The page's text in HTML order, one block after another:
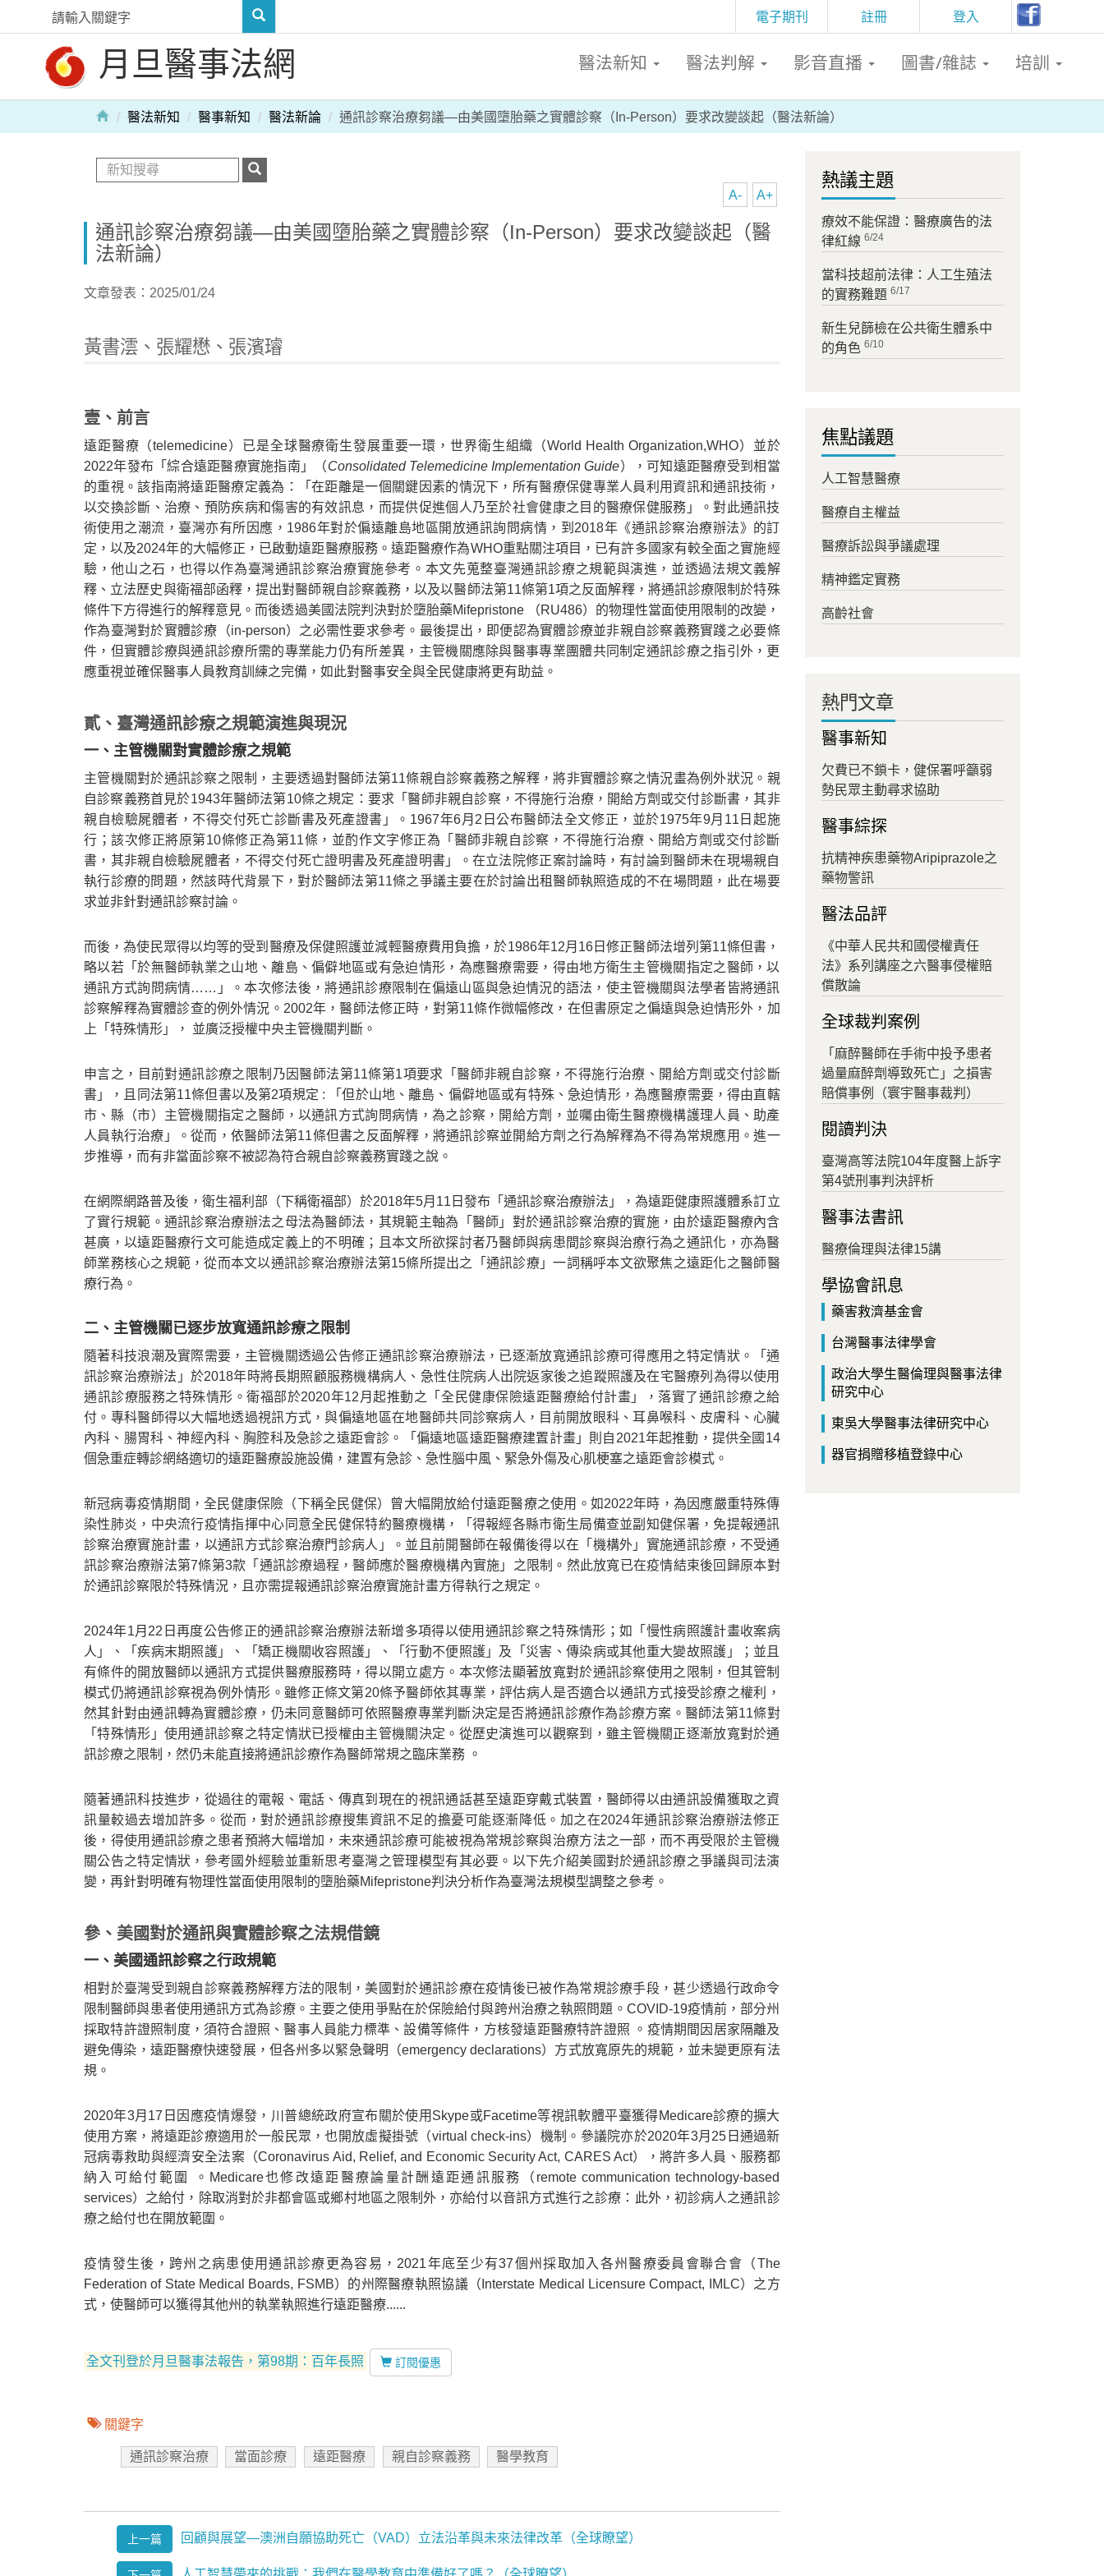
註冊 登入
電子期刊
月旦醫事法網 醫法新知 醫法判解 影音直播 圖書/雜誌 培訓
Home
醫法新知 醫事新知 醫法新論 通訊診察治療芻議—由美國墮胎藥之實體診察（In-Person）要求改變談起（醫法新論）
A+
A-
通訊診察治療芻議—由美國墮胎藥之實體診察（In-Person）要求改變談起（醫
法新論）
文章發表：2025/01/24
黃書澐、張耀懋、張濱璿
壹、前言
遠距醫療（telemedicine）已是全球醫療衛生發展重要一環，世界衛生組織（World Health Organization,WHO）並於
2022年發布「綜合遠距醫療實施指南」（Consolidated Telemedicine Implementation Guide），可知遠距醫療受到相當
的重視。該指南將遠距醫療定義為：「在距離是一個關鍵因素的情況下，所有醫療保健專業人員利用資訊和通訊技術，
以交換診斷、治療、預防疾病和傷害的有效訊息，而提供促進個人乃至於社會健康之目的醫療保健服務」。對此通訊技
術使用之潮流，臺灣亦有所因應，1986年對於偏遠離島地區開放通訊詢問病情，到2018年《通訊診察治療辦法》的訂
定，以及2024年的大幅修正，已啟動遠距醫療服務。遠距醫療作為WHO重點關注項目，已有許多國家有較全面之實施經
驗，他山之石，也得以作為臺灣通訊診察治療實施參考。本文先蒐整臺灣通訊診療之規範與演進，並透過法規文義解
釋、立法歷史與衛福部函釋，提出對醫師親自診察義務，以及以醫師法第11條第1項之反面解釋，將通訊診療限制於特殊
條件下方得進行的解釋意見。而後透過美國法院判決對於墮胎藥Mifepristone （RU486）的物理性當面使用限制的改變，
作為臺灣對於實體診療（in-person）之必需性要求參考。最後提出，即便認為實體診療並非親自診察義務實踐之必要條
件，但實體診療與通訊診療所需的專業能力仍有所差異，主管機關應除與醫事專業團體共同制定通訊診療之指引外，更
應重視並確保醫事人員教育訓練之完備，如此對醫事安全與全民健康將更有助益。
貳、臺灣通訊診療之規範演進與現況
一、主管機關對實體診療之規範
主管機關對於通訊診察之限制，主要透過對醫師法第11條親自診察義務之解釋，將非實體診察之情況畫為例外狀況。親
自診察義務首見於1943年醫師法第10條之規定：要求「醫師非親自診察，不得施行治療，開給方劑或交付診斷書，其非
親自檢驗屍體者，不得交付死亡診斷書及死產證書」。1967年6月2日公布醫師法全文修正，並於1975年9月11日起施
行；該次修正將原第10條修正為第11條，並酌作文字修正為「醫師非親自診察，不得施行治療、開給方劑或交付診斷
書，其非親自檢驗屍體者，不得交付死亡證明書及死產證明書」。在立法院修正案討論時，有討論到醫師未在現場親自
執行診療的問題，然該時代背景下，對於醫師法第11條之爭議主要在於討論出租醫師執照造成的不在場問題，此在場要
求並非針對通訊診察討論。
而後，為使民眾得以均等的受到醫療及保健照護並減輕醫療費用負擔，於1986年12月16日修正醫師法增列第11條但書，
略以若「於無醫師執業之山地、離島、偏僻地區或有急迫情形，為應醫療需要，得由地方衛生主管機關指定之醫師，以
通訊方式詢問病情……」。本次修法後，將通訊診療限制在偏遠山區與急迫情況的語法，使主管機關與法學者皆將通訊
診察解釋為實體診查的例外情況。2002年，醫師法修正時，對第11條作微幅修改，在但書原定之偏遠與急迫情形外，加
上「特殊情形」， 並廣泛授權中央主管機關判斷。
申言之，目前對通訊診療之限制乃因醫師法第11條第1項要求「醫師非親自診察，不得施行治療、開給方劑或交付診斷
書」，且同法第11條但書以及第2項規定 : 「但於山地、離島、偏僻地區或有特殊、急迫情形，為應醫療需要，得由直轄
市、縣（市）主管機關指定之醫師，以通訊方式詢問病情，為之診察，開給方劑，並囑由衛生醫療機構護理人員、助產
人員執行治療」。從而，依醫師法第11條但書之反面解釋，將通訊診察並開給方劑之行為解釋為不得為常規應用。進一
步推導，而有非當面診察不被認為符合親自診察義務實踐之說。
在網際網路普及後，衛生福利部（下稱衛福部）於2018年5月11日發布「通訊診察治療辦法」，為遠距健康照護體系訂立
了實行規範。通訊診察治療辦法之母法為醫師法，其規範主軸為「醫師」對於通訊診察治療的實施，由於遠距醫療內含
甚廣，以遠距醫療行文可能造成定義上的不明確；且本文所欲探討者乃醫師與病患間診察與治療行為之通訊化，亦為醫
師業務核心之規範，從而本文以通訊診察治療辦法第15條所提出之「通訊診療」一詞稱呼本文欲聚焦之遠距化之醫師醫
療行為。
二、主管機關已逐步放寬通訊診療之限制
隨著科技浪潮及實際需要，主管機關透過公告修正通訊診察治療辦法，已逐漸放寬通訊診療可得應用之特定情狀。「通
訊診察治療辦法」於2018年時將長期照顧服務機構病人、急性住院病人出院返家後之追蹤照護及在宅醫療列為得以使用
通訊診療服務之特殊情形。衛福部於2020年12月起推動之「全民健康保險遠距醫療給付計畫」，落實了通訊診療之給
付。專科醫師得以大幅地透過視訊方式，與偏遠地區在地醫師共同診察病人，目前開放眼科、耳鼻喉科、皮膚科、心臟
內科、腸胃科、神經內科、胸腔科及急診之遠距會診。「偏遠地區遠距醫療建置計畫」則自2021年起推動，提供全國14
個急重症轉診網絡適切的遠距醫療設施設備，建置有急診、急性腦中風、緊急外傷及心肌梗塞之遠距會診模式。
新冠病毒疫情期間，全民健康保險（下稱全民健保）曾大幅開放給付遠距醫療之使用。如2022年時，為因應嚴重特殊傳
染性肺炎，中央流行疫情指揮中心同意全民健保特約醫療機構，「得報經各縣市衛生局備查並副知健保署，免提報通訊
診察治療實施計畫，以通訊方式診察治療門診病人」。並且前開醫師在報備後得以在「機構外」實施通訊診療，不受通
訊診察治療辦法第7條第3款「通訊診療過程，醫師應於醫療機構內實施」之限制。然此放寬已在疫情結束後回歸原本對
於通訊診察限於特殊情況，且亦需提報通訊診察治療實施計畫方得執行之規定。
2024年1月22日再度公告修正的通訊診察治療辦法新增多項得以使用通訊診察之特殊情形；如「慢性病照護計畫收案病
人」、「疾病末期照護」、「矯正機關收容照護」、「行動不便照護」及「災害、傳染病或其他重大變故照護」；並且
有條件的開放醫師以通訊方式提供醫療服務時，得以開立處方。本次修法顯著放寬對於通訊診察使用之限制，但其管制
模式仍將通訊診察視為例外情形。雖修正條文第20條予醫師依其專業，評估病人是否適合以通訊方式接受診療之權利，
然其針對由通訊轉為實體診療，仍未同意醫師可依照醫療專業判斷決定是否將通訊診療作為診療方案。醫師法第11條對
「特殊情形」使用通訊診察之特定情狀已授權由主管機關決定。從歷史演進可以觀察到，雖主管機關正逐漸放寬對於通
訊診療之限制，然仍未能直接將通訊診療作為醫師常規之臨床業務 。
隨著通訊科技進步，從過往的電報、電話、傳真到現在的視訊通話甚至遠距穿戴式裝置，醫師得以由通訊設備獲取之資
訊量較過去增加許多。從而，對於通訊診療搜集資訊不足的擔憂可能逐漸降低。加之在2024年通訊診察治療辦法修正
後，得使用通訊診療之患者預將大幅增加，未來通訊診療可能被視為常規診察與治療方法之一部，而不再受限於主管機
關公告之特定情狀，參考國外經驗並重新思考臺灣之管理模型有其必要。以下先介紹美國對於通訊診療之爭議與司法演
變，再針對明確有物理性當面使用限制的墮胎藥Mifepristone判決分析作為臺灣法規模型調整之參考。
參、美國對於通訊與實體診察之法規借鏡
一、美國通訊診察之行政規範
相對於臺灣受到親自診察義務解釋方法的限制，美國對於通訊診療在疫情後已被作為常規診療手段，甚少透過行政命令
限制醫師與患者使用通訊方式為診療。主要之使用爭點在於保險給付與跨州治療之執照問題。COVID-19疫情前，部分州
採取特許證照制度，須符合證照、醫事人員能力標準、設備等條件，方核發遠距醫療特許證照 。疫情期間因居家隔離及
避免傳染，遠距醫療快速發展，但各州多以緊急聲明（emergency declarations）方式放寬原先的規範，並未變更原有法
規。
2020年3月17日因應疫情爆發，川普總統政府宣布關於使用Skype或Facetime等視訊軟體平臺獲得Medicare診療的擴大
使用方案，將遠距診療適用於一般民眾，也開放虛擬掛號（virtual check-ins）機制。參議院亦於2020年3月25日通過新
冠病毒救助與經濟安全法案（Coronavirus Aid, Relief, and Economic Security Act, CARES Act），將許多人員、服務都
納入可給付範圍 。Medicare也修改遠距醫療論量計酬遠距通訊服務（remote communication technology-based
services）之給付，除取消對於非都會區或鄉村地區之限制外，亦給付以音訊方式進行之診療：此外，初診病人之通訊診
療之給付也在開放範圍。
疫情發生後，跨州之病患使用通訊診療更為容易，2021年底至少有37個州採取加入各州醫療委員會聯合會（The
Federation of State Medical Boards, FSMB）的州際醫療執照協議（Interstate Medical Licensure Compact, IMLC）之方
式，使醫師可以獲得其他州的執業執照進行遠距醫療......
全文刊登於月旦醫事法報告，第98期：百年長照 訂閱優惠
關鍵字
通訊診察治療 當面診療 遠距醫療 親自診察義務 醫學教育
上一篇 回顧與展望—澳洲自願協助死亡（VAD）立法沿革與未來法律改革（全球瞭望）
熱議主題
療效不能保證：醫療廣告的法
律紅線 6/24
當科技超前法律：人工生殖法
的實務難題 6/17
新生兒篩檢在公共衛生體系中
的角色 6/10
焦點議題
人工智慧醫療
醫療自主權益
醫療訴訟與爭議處理
精神鑑定實務
高齡社會
熱門文章
醫事新知
欠費已不鎖卡，健保署呼籲弱
勢民眾主動尋求協助
醫事綜探
抗精神疾患藥物Aripiprazole之
藥物警訊
醫法品評
《中華人民共和國侵權責任
法》系列講座之六醫事侵權賠
償散論
全球裁判案例
「麻醉醫師在手術中投予患者
過量麻醉劑導致死亡」之損害
賠償事例（寰宇醫事裁判）
閱讀判決
臺灣高等法院104年度醫上訴字
第4號刑事判決評析
醫事法書訊
醫療倫理與法律15講
學協會訊息
藥害救濟基金會
台灣醫事法律學會
政治大學生醫倫理與醫事法律
研究中心
東吳大學醫事法律研究中心
器官捐贈移植登錄中心